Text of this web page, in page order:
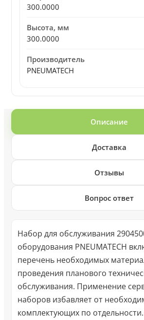
300.0000
Высота, мм
300.0000
Производитель
PNEUMATECH
Описание
Доставка
Отзывы
Вопрос ответ
Набор для обслуживания
оборудования PNEUMATECH
перечень необходимых
проведения планового
обслуживания. Применение
наборов избавляет от
комплектующих по отдельности.